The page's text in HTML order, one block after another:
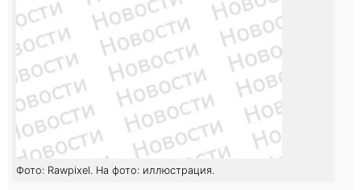
Фото: Rawpixel. На фото: иллюстрация.